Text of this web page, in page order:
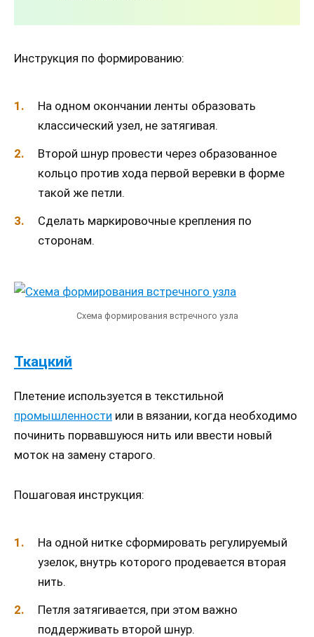
Инструкция по формированию:
На одном окончании ленты образовать
классический узел, не затягивая.
Второй шнур провести через образованное
кольцо против хода первой веревки в форме
такой же петли.
Сделать маркировочные крепления по
сторонам.
Схема формирования встречного узла
Ткацкий
Плетение используется в текстильной
промышленности или в вязании, когда необходимо
починить порвавшуюся нить или ввести новый
моток на замену старого.
Пошаговая инструкция:
На одной нитке сформировать регулируемый
узелок, внутрь которого продевается вторая
нить.
Петля затягивается, при этом важно
поддерживать второй шнур.